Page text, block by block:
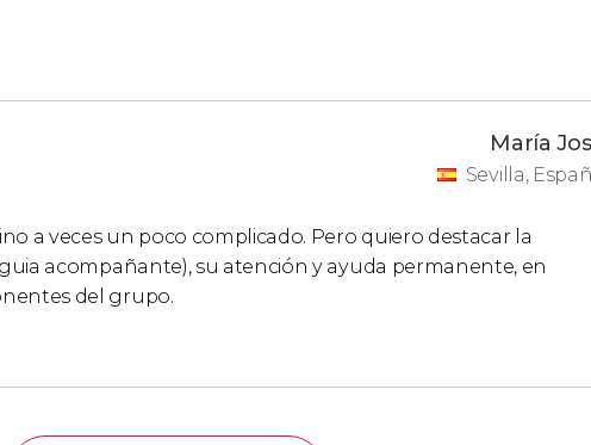
María
Sevilla,
a veces un poco complicado. Pero quiero destacar la
acompañante), su atención y ayuda permanente, en
del grupo.